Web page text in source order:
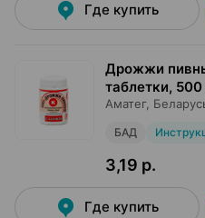
Где купить
Дрожжи
таблетки, 500
Аматег,
БАД
3,19 р.
Где купить